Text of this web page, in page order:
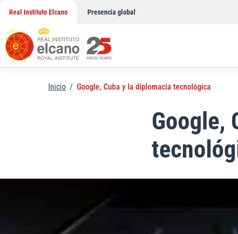
contenido
Real Instituto Elcano Presencia global
Inicio / Google, Cuba y la diplomacia tecnológica
Google,